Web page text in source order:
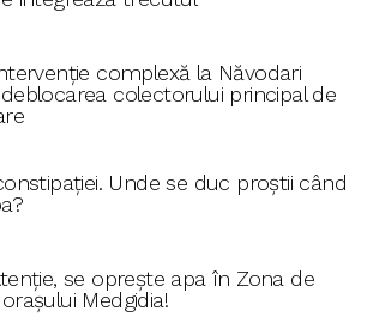
complexă la Năvodari
colectorului principal de
Unde se duc proștii când
se oprește apa în Zona de
Medgidia!